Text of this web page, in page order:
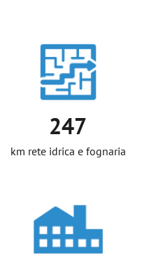
247
km rete idrica e fognaria